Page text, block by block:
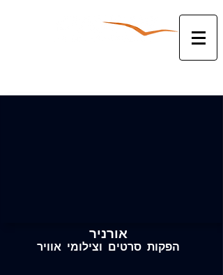
אורניר
הפקות סרטים וצילומי אוויר